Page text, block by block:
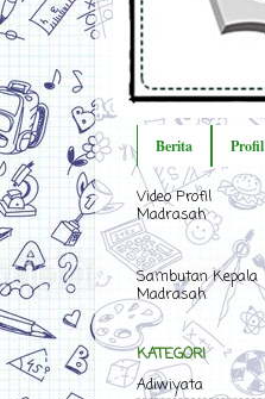
Berita Profil
Video Profil
Madrasah
Sambutan Kepala
Madrasah
KATEGORI
Adiwiyata